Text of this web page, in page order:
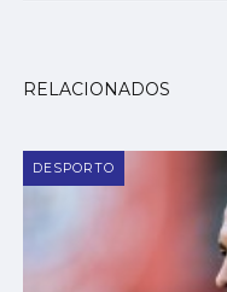
RELACIONADOS
DESPORTO